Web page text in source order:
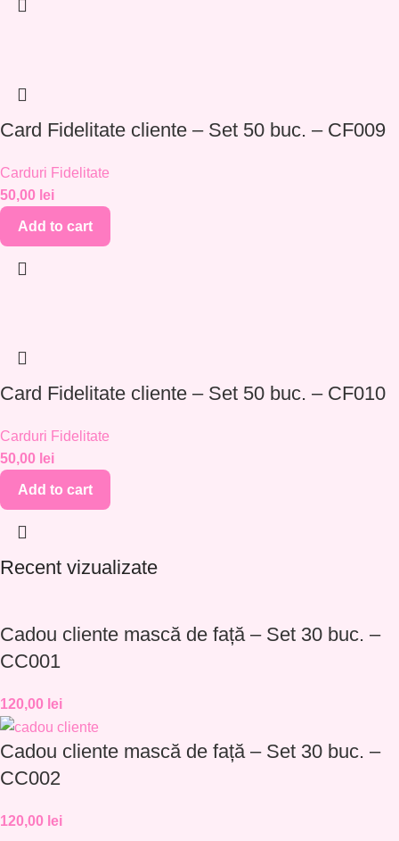
Card Fidelitate cliente – Set 50 buc. – CF009
Carduri Fidelitate
50,00 lei
Add to cart
Card Fidelitate cliente – Set 50 buc. – CF010
Carduri Fidelitate
50,00 lei
Add to cart
Recent vizualizate
Cadou cliente mască de față – Set 30 buc. –
CC001
120,00 lei
Cadou cliente mască de față – Set 30 buc. –
CC002
120,00 lei